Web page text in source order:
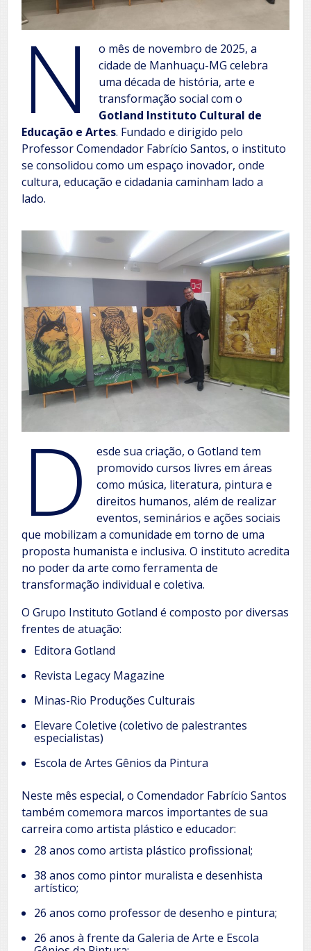
N
o mês de novembro de 2025, a
cidade de Manhuaçu-MG celebra
uma década de história, arte e
transformação social com o
Gotland Instituto Cultural de
Educação e Artes. Fundado e dirigido pelo
Professor Comendador Fabrício Santos, o instituto
se consolidou como um espaço inovador, onde
cultura, educação e cidadania caminham lado a
lado.
D
esde sua criação, o Gotland tem
promovido cursos livres em áreas
como música, literatura, pintura e
direitos humanos, além de realizar
eventos, seminários e ações sociais
que mobilizam a comunidade em torno de uma
proposta humanista e inclusiva. O instituto acredita
no poder da arte como ferramenta de
transformação individual e coletiva.
O Grupo Instituto Gotland é composto por diversas
frentes de atuação:
Editora Gotland
Revista Legacy Magazine
Minas-Rio Produções Culturais
Elevare Coletive (coletivo de palestrantes
especialistas)
Escola de Artes Gênios da Pintura
Neste mês especial, o Comendador Fabrício Santos
também comemora marcos importantes de sua
carreira como artista plástico e educador:
28 anos como artista plástico profissional;
38 anos como pintor muralista e desenhista
artístico;
26 anos como professor de desenho e pintura;
26 anos à frente da Galeria de Arte e Escola